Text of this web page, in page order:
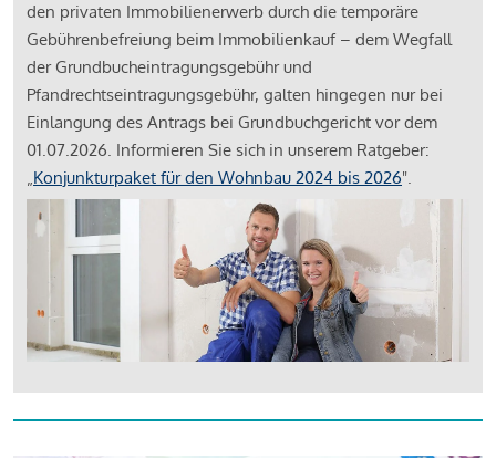
den privaten Immobilienerwerb durch die temporäre
Gebührenbefreiung beim Immobilienkauf – dem Wegfall
der Grundbucheintragungsgebühr und
Pfandrechtseintragungsgebühr, galten hingegen nur bei
Einlangung des Antrags bei Grundbuchgericht vor dem
01.07.2026. Informieren Sie sich in unserem Ratgeber:
„Konjunkturpaket für den Wohnbau 2024 bis 2026".